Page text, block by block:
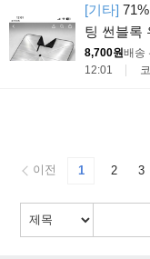
[기타]
팅 썬블록
8,700원배송
12:01
이전 1 2 3